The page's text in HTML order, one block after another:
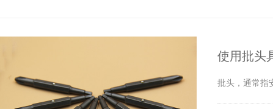
使用批头
批头，通常指